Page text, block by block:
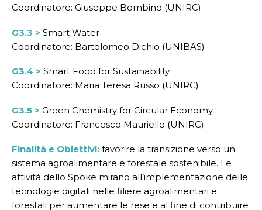
Coordinatore: Giuseppe Bombino (UNIRC)
G3.3 >Smart Water
Coordinatore: Bartolomeo Dichio (UNIBAS)
G3.4 >Smart Food for Sustainability
Coordinatore: Maria Teresa Russo (UNIRC)
G3.5 > Green Chemistry for Circular Economy
Coordinatore: Francesco Mauriello (UNIRC)
Finalità e Obiettivi: favorire la transizione verso un
sistema agroalimentare e forestale sostenibile. Le
attività dello Spoke mirano all’implementazione delle
tecnologie digitali nelle filiere agroalimentari e
forestali per aumentare le rese e al fine di contribuire